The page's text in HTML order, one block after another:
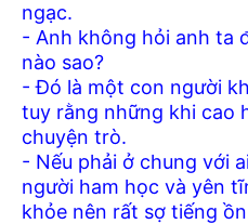
ngạc.
- Anh không hỏi anh ta
nào sao?
- Đó là một con người
tuy rằng những khi cao
chuyện trò.
- Nếu phải ở chung với
người ham học và yên
khỏe nên rất sợ tiếng